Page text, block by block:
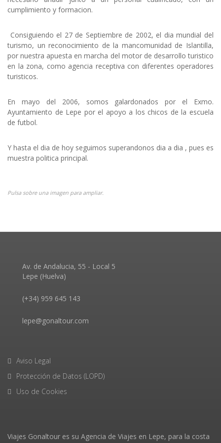
cumplimiento y formacion.
Consiguiendo el 27 de Septiembre de 2002, el dia mundial del
turismo, un reconocimiento de la mancomunidad de Islantilla,
por nuestra apuesta en marcha del motor de desarrollo turistico
en la zona, como agencia receptiva con diferentes operadores
turisticos.
En mayo del 2006, somos galardonados por el Exmo.
Ayuntamiento de Lepe por el apoyo a los chicos de la escuela
de futbol.
Y hasta el dia de hoy seguimos superandonos dia a dia , pues es
muestra politica principal.
Pulsa sobre una imagen para ampliar.
Av. de Andalucia, 55 - Local 5
Lepe (Huelva)
(+34) 959 645 143
lepe@gonaltour.com
Aviso Legal
Protección de Datos (LOPD)
Uso de Cookies
Viajes Gonaltour es su Agencia de Viajes en Lepe, para la costa